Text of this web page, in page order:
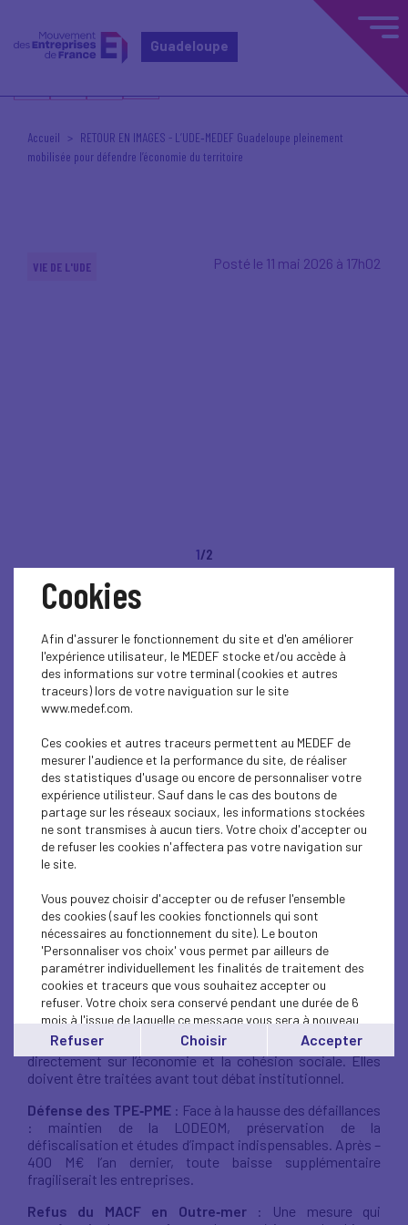
Guadeloupe
Accueil
RETOUR EN IMAGES - L’UDE‑MEDEF Guadeloupe pleinement
mobilisée pour défendre l’économie du territoire
VIE DE L'UDE Posté le 11 mai 2026 à 17h02
1/2
RETOUR EN IMAGES -
L’UDE‑MEDEF
Guadeloupe pleinement
mobilisée pour
défendre l’économie du
territoire
Ces derniers jours,
intensifié ses échanges avec les plus hautes
autorités de l’État(Présidence de la République, Sénat,
Assemblée Nationale, Premier Ministre, Ministère des
outremers, MEDEF national et CPME nationale) afin de
porter une parole claire, responsable et ancrée dans les
réalités économiques de la Guadeloupe.
Priorité aux urgences vitales: Eau, déchets, sargasses,
sécurité, narcotrafic, vie chère : des crises qui pèsent
directement sur l’économie et la cohésion sociale. Elles
doivent être traitées avant tout débat institutionnel.
Défense des TPE‑PME : Face à la hausse des défaillances
: maintien de la LODEOM, préservation de la
défiscalisation et études d’impact indispensables. Après –
400 M€ l’an dernier, toute baisse supplémentaire
fragiliserait les entreprises.
Refus du MACF en Outre‑mer
: Une mesure qui
Cookies
Afin d'assurer le fonctionnement du site et d'en améliorer
l'expérience utilisateur, le MEDEF stocke et/ou accède à
des informations sur votre terminal (cookies et autres
traceurs) lors de votre naviguation sur le site
www.medef.com.
Ces cookies et autres traceurs permettent au MEDEF de
mesurer l'audience et la performance du site, de réaliser
des statistiques d'usage ou encore de personnaliser votre
expérience utilisteur. Sauf dans le cas des boutons de
partage sur les réseaux sociaux, les informations stockées
ne sont transmises à aucun tiers. Votre choix d'accepter ou
de refuser les cookies n'affectera pas votre navigation sur
le site.
Vous pouvez choisir d'accepter ou de refuser l'ensemble
des cookies (sauf les cookies fonctionnels qui sont
nécessaires au fonctionnement du site). Le bouton
'Personnaliser vos choix' vous permet par ailleurs de
paramétrer individuellement les finalités de traitement des
cookies et traceurs que vous souhaitez accepter ou
refuser. Votre choix sera conservé pendant une durée de 6
mois à l'issue de laquelle ce message vous sera à nouveau
affiché..
Vous pouvez modifier votre choix à tout moment en
cliquant sur le lien 'cookies' en bas de page.
Refuser Choisir Accepter